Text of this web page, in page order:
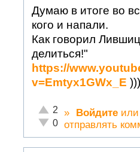
Думаю в итоге во
кого и напали.
Как говорил
делиться!"
https://
v=Emtyx1GWx_E )))
Отлично!
2
Неадекватно!
0
» Войдите
отправлять